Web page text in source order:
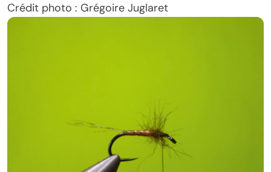
Crédit photo : Grégoire Juglaret